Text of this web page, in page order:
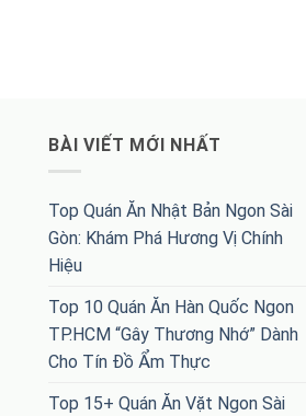
BÀI VIẾT MỚI NHẤT
Top Quán Ăn Nhật Bản Ngon Sài
Gòn: Khám Phá Hương Vị Chính
Hiệu
Top 10 Quán Ăn Hàn Quốc Ngon
TP.HCM “Gây Thương Nhớ” Dành
Cho Tín Đồ Ẩm Thực
Top 15+ Quán Ăn Vặt Ngon Sài